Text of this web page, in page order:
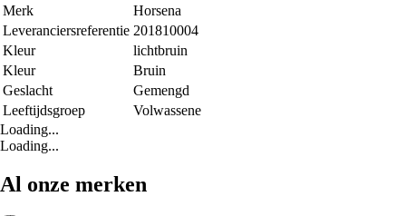
Merk
Horsena
Leveranciersreferentie 201810004
Kleur
lichtbruin
Kleur
Bruin
Geslacht
Gemengd
Leeftijdsgroep
Volwassene
Loading...
Loading...
Al onze merken